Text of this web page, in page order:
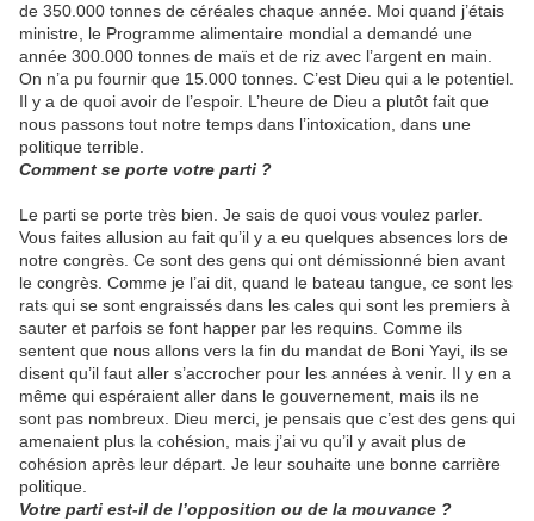
de 350.000 tonnes de céréales chaque année. Moi quand j’étais
ministre, le Programme alimentaire mondial a demandé une
année 300.000 tonnes de maïs et de riz avec l’argent en main.
On n’a pu fournir que 15.000 tonnes. C’est Dieu qui a le potentiel.
Il y a de quoi avoir de l’espoir. L’heure de Dieu a plutôt fait que
nous passons tout notre temps dans l’intoxication, dans une
politique terrible.
Comment se porte votre parti ?
Le parti se porte très bien. Je sais de quoi vous voulez parler.
Vous faites allusion au fait qu’il y a eu quelques absences lors de
notre congrès. Ce sont des gens qui ont démissionné bien avant
le congrès. Comme je l’ai dit, quand le bateau tangue, ce sont les
rats qui se sont engraissés dans les cales qui sont les premiers à
sauter et parfois se font happer par les requins. Comme ils
sentent que nous allons vers la fin du mandat de Boni Yayi, ils se
disent qu’il faut aller s’accrocher pour les années à venir. Il y en a
même qui espéraient aller dans le gouvernement, mais ils ne
sont pas nombreux. Dieu merci, je pensais que c’est des gens qui
amenaient plus la cohésion, mais j’ai vu qu’il y avait plus de
cohésion après leur départ. Je leur souhaite une bonne carrière
politique.
Votre parti est-il de l’opposition ou de la mouvance ?